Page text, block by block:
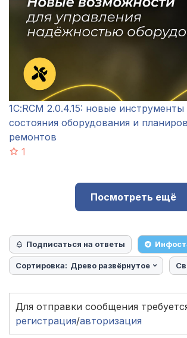
1С:RCM 2.0.4.15: новые
состояния оборудования и
ремонтов
1
Посмотреть ещё
Подписаться на ответы
Сортировка: Древо развёрнутое
Для отправки сообщения
регистрация/авторизация